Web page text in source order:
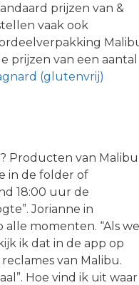
prijzen van &
vaak ook
prijzen van een aantal
(glutenvrij)
Producten van Malibu
in de folder of
18:00 uur de
Jorianne in
momenten. “Als we
ik dat in de app op
van Malibu.
Hoe vind ik uit waar